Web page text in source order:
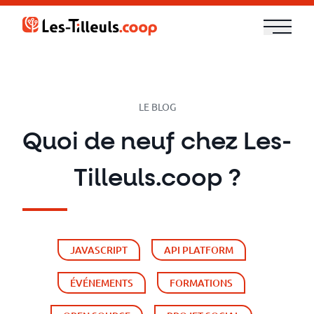
Aller
Formations
Cloud
et
DevOps
Technologies
LE BLOG
Quoi de neuf chez Les-
Tilleuls.coop ?
JAVASCRIPT API PLATFORM
ÉVÉNEMENTS FORMATIONS